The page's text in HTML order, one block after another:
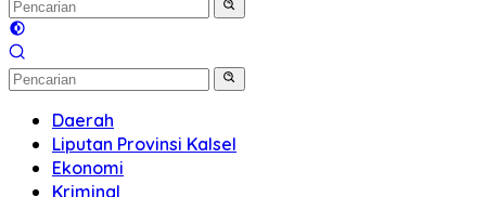
Daerah
Liputan Provinsi Kalsel
Ekonomi
Kriminal